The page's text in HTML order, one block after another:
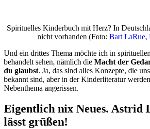
Spirituelles Kinderbuch mit Herz? In
nicht vorhanden (Foto: Bart LaRue,
Und ein drittes Thema möchte ich in
behandelt sehen, nämlich die Macht der
du glaubst. Ja, das sind alles Konzepte, die
bekannt sind, aber in der Kinderliteratur
Nebenthema angerissen.
Eigentlich nix Neues. Astrid
lässt grüßen!